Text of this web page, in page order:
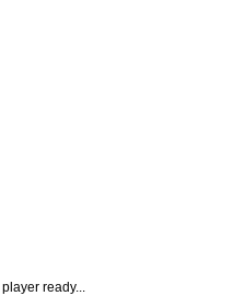
player ready...